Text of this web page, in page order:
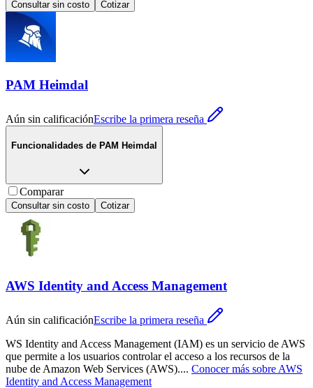
Consultar sin costo Cotizar
PAM Heimdal
Aún sin calificaciónEscribe la primera reseña
Funcionalidades de PAM Heimdal
Comparar
Consultar sin costo Cotizar
AWS Identity and Access Management
Aún sin calificaciónEscribe la primera reseña
WS Identity and Access Management (IAM) es un servicio de AWS
que permite a los usuarios controlar el acceso a los recursos de la
nube de Amazon Web Services (AWS).... Conocer más sobre AWS
Identity and Access Management